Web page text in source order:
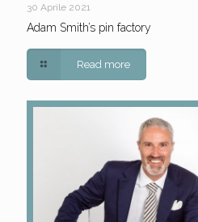
30 Aprile 2021
Adam Smith’s pin factory
Read more